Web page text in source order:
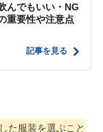
んでもいい・NG
重要性や注意点
記事を見る
た服装を選ぶこと